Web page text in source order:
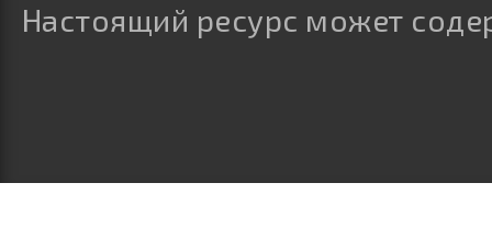
Настоящий ресурс может